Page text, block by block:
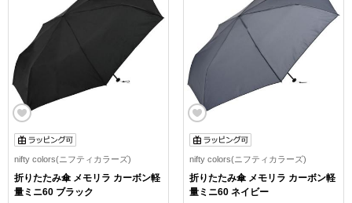
nifty colors(ニフティカラーズ)
折りたたみ傘 メモリラ カーボン軽
量ミニ60 ブラック
nifty colors(ニフティカラーズ)
折りたたみ傘 メモリラ カーボン軽
量ミニ60 ネイビー